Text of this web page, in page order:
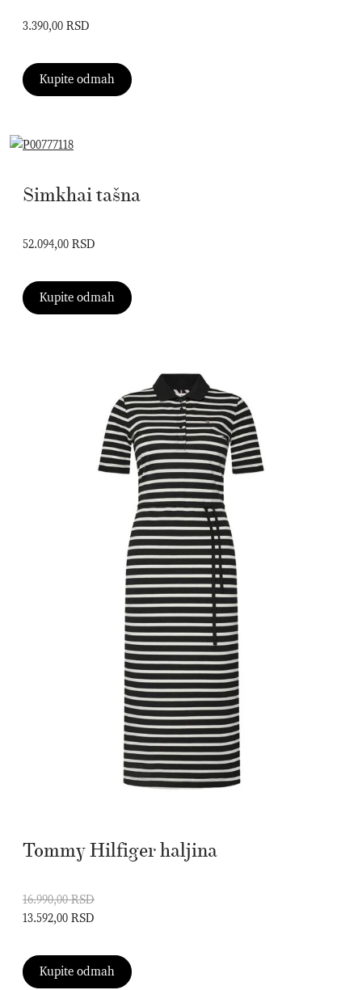
3.390,00 RSD
Kupite odmah
Simkhai tašna
52.094,00 RSD
Kupite odmah
Tommy Hilfiger haljina
16.990,00 RSD
13.592,00 RSD
Kupite odmah